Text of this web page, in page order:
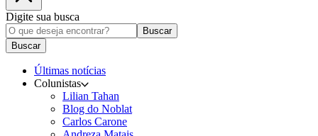
Digite sua busca
Buscar
Buscar
Últimas notícias
Colunistas
Lilian Tahan
Blog do Noblat
Carlos Carone